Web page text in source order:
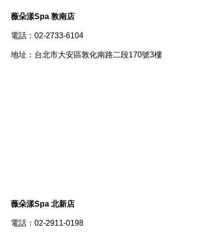
薇朵漾Spa 敦南店
電話：02-2733-6104
地址：台北市大安區敦化南路二段170號3樓
薇朵漾Spa 北新店
電話：02-2911-0198